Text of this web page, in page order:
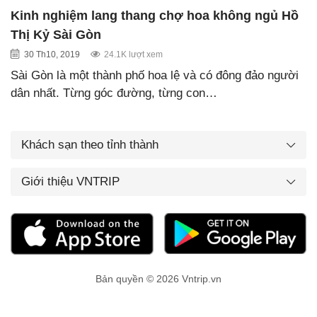
Kinh nghiệm lang thang chợ hoa không ngủ Hồ
Thị Kỷ Sài Gòn
30 Th10, 2019 24.1K lượt xem
Sài Gòn là một thành phố hoa lệ và có đông đảo người
dân nhất. Từng góc đường, từng con…
Khách sạn theo tỉnh thành
Giới thiệu VNTRIP
Bản quyền © 2026 Vntrip.vn